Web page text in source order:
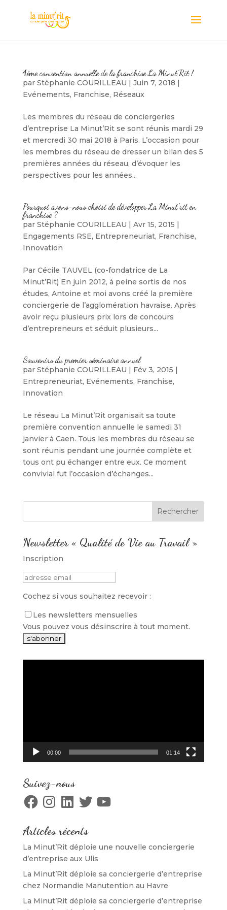
4ème convention annuelle de la franchise La Minut’Rit !
par Stéphanie COURILLEAU | Juin 7, 2018 |
Evénements, Franchise, Réseaux
Les membres du réseau de conciergeries
d’entreprise La Minut’Rit se sont réunis mardi 29
et mercredi 30 mai 2018 à Paris. L’occasion pour
les membres du réseau de dresser un bilan des 5
premières années du réseau, d’évoquer les
perspectives pour les années...
Pourquoi avons-nous choisi de développer La Minut’rit en
franchise ?
par Stéphanie COURILLEAU | Avr 15, 2015 |
Engagements RSE, Entrepreneuriat, Franchise,
Innovation
Par Cécile TAUVEL (co-fondatrice de La
Minut’Rit) En juin 2012, à peine sortis de nos
études, Antoine et moi avons créé la première
conciergerie de l’agglomération havraise. Après
avoir reçu plusieurs prix lors de concours
d’entrepreneurs et séduit plusieurs...
Souvenirs du premier séminaire annuel
par Stéphanie COURILLEAU | Fév 3, 2015 |
Entrepreneuriat, Evénements, Franchise,
Innovation
Le réseau La Minut’Rit organisait sa toute
première convention annuelle le samedi 31
janvier à Caen. Tous les membres du réseau se
sont réunis pendant une journée complète et
tous ont pu échanger entre eux. Ce moment
convivial fut l’occasion d’échanges...
Newsletter « Qualité de Vie au Travail »
Inscription
Cochez si vous souhaitez recevoir :
Les newsletters mensuelles
Vous pouvez vous désinscrire à tout moment.
00:00 01:14
Suivez-nous
FacebookInstagramLinkedInTwitterYouTube
Articles récents
La Minut’Rit déploie une nouvelle conciergerie
d’entreprise aux Ulis
La Minut’Rit déploie sa conciergerie d’entreprise
chez Normandie Manutention au Havre
La Minut’Rit déploie sa conciergerie d’entreprise